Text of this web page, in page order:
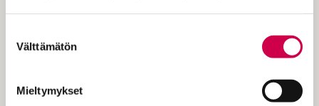
valinta
Välttämätön
MieltymyksetKOKEILE KUUKAUSI